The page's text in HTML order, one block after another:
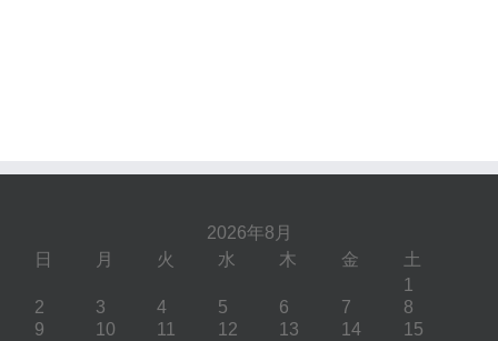
2026年8月
日
月 火 水 木 金
土
1
2
3 4 5 6 7
8
9
10 11 12 13 14
15